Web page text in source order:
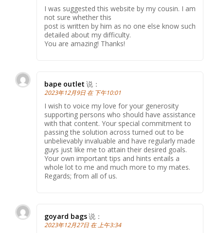
I was suggested this website by my cousin. I am
not sure whether this
post is written by him as no one else know such
detailed about my difficulty.
You are amazing! Thanks!
bape outlet 说：
2023年12月9日 在 下午10:01
I wish to voice my love for your generosity
supporting persons who should have assistance
with that content. Your special commitment to
passing the solution across turned out to be
unbelievably invaluable and have regularly made
guys just like me to attain their desired goals.
Your own important tips and hints entails a
whole lot to me and much more to my mates.
Regards; from all of us.
goyard bags说：
2023年12月27日 在 上午3:34